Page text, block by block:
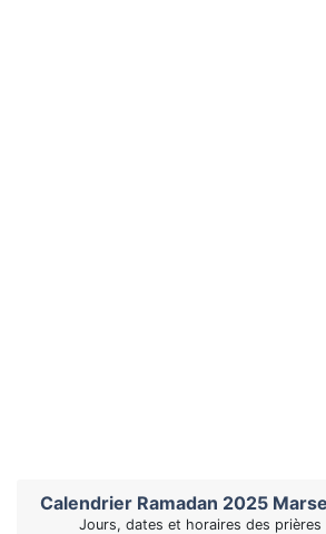
Calendrier Ramadan 2025
Jours, dates et horaires des prières